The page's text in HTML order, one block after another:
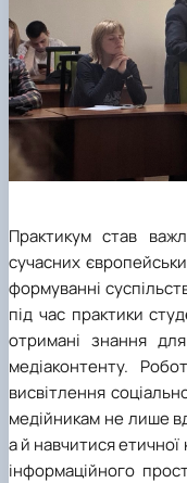
Практикум став
сучасних
формуванні
під час практики
отримані знання
медіаконтенту.
висвітлення
медійникам не лише
а й навчитися етичної
інформаційного